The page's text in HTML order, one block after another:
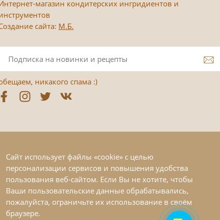
магазин кондитерских ингридиентов и
сайта: М.Б.
никакого спама :)
Сайт использует файлы «cookie» с целью
персонализации сервисов и повышения удобства
пользования веб-сайтом. Если Вы не хотите, чтобы
Ваши пользовательские данные обрабатывались,
пожалуйста, ограничьте их использование в своём
браузере.